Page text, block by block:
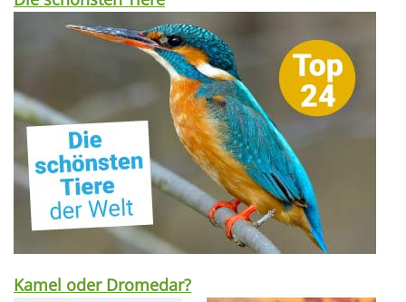
Kamel oder Dromedar?